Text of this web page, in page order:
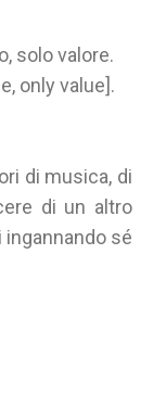
solo valore.
only value].
di musica, di
di un altro
sé